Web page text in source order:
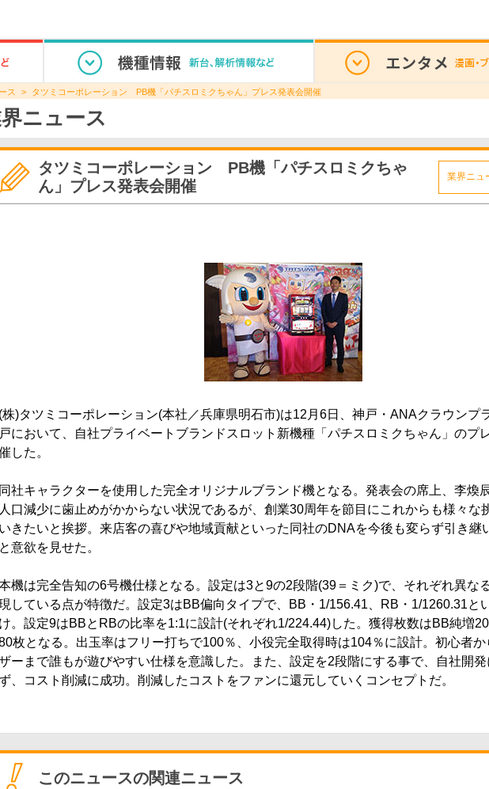
ス タツミコーポレーション PB機「パチスロミクちゃん」プレス発表会開催
ニュース
タツミコーポレーション PB機「パチスロミクちゃ
ん」プレス発表会開催
業界ニュ
(株)タツミコーポレーション(本社／兵庫県明石市)は12月6日、神戸・ANAクラウンプ
戸において、自社プライベートブランドスロット新機種「パチスロミクちゃん」のプ
した。
同社キャラクターを使用した完全オリジナルブランド機となる。発表会の席上、李煥
人口減少に歯止めがかからない状況であるが、創業30周年を節目にこれからも様々な
いきたいと挨拶。来店客の喜びや地域貢献といった同社のDNAを今後も変らず引き継
と意欲を見せた。
機は完全告知の6号機仕様となる。設定は3と9の2段階(39＝ミク)で、それぞれ異な
している点が特徴だ。設定3はBB偏向タイプで、BB・1/156.41、RB・1/1260.31と
け。設定9はBBとRBの比率を1:1に設計(それぞれ1/224.44)した。獲得枚数はBB純増
枚となる。出玉率はフリー打ちで100％、小役完全取得時は104％に設計。初心者か
ーまで誰もが遊びやすい仕様を意識した。また、設定を2段階にする事で、自社開発
、コスト削減に成功。削減したコストをファンに還元していくコンセプトだ。
このニュースの関連ニュース